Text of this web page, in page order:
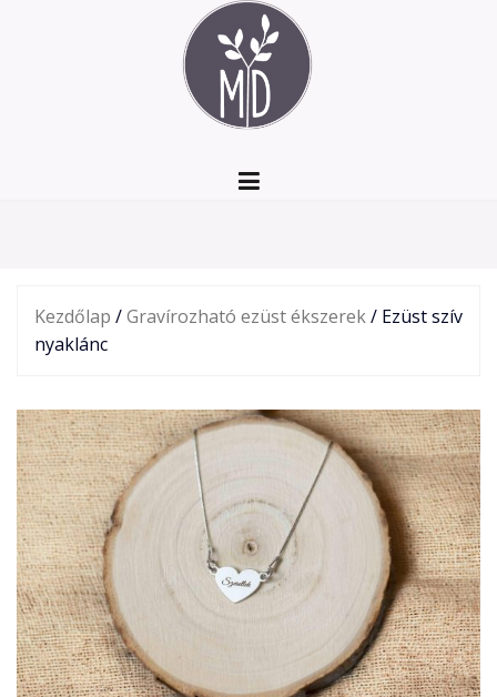
Kezdőlap /Gravírozható ezüst ékszerek/ Ezüst szív
nyaklánc